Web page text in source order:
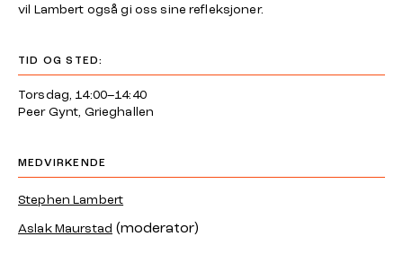
vil Lambert også gi oss sine refleksjoner.
TID OG STED:
Torsdag, 14:00–14:40
Peer Gynt, Grieghallen
MEDVIRKENDE
Stephen Lambert
Aslak Maurstad (moderator)